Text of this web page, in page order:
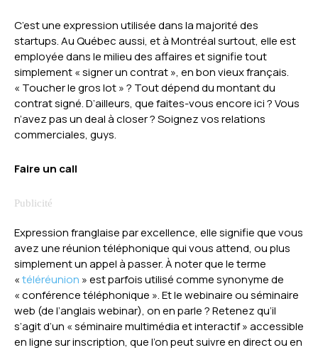
C’est une expression utilisée dans la majorité des
startups. Au Québec aussi, et à Montréal surtout, elle est
employée dans le milieu des affaires et signifie tout
simplement « signer un contrat », en bon vieux français.
« Toucher le gros lot » ? Tout dépend du montant du
contrat signé. D’ailleurs, que faites-vous encore ici ? Vous
n’avez pas un deal à closer ? Soignez vos relations
commerciales, guys.
Faire un call
Expression franglaise par excellence, elle signifie que vous
avez une réunion téléphonique qui vous attend, ou plus
simplement un appel à passer. À noter que le terme
«téléréunion » est parfois utilisé comme synonyme de
« conférence téléphonique ». Et le webinaire ou séminaire
web (de l’anglais webinar), on en parle ? Retenez qu’il
s’agit d’un « séminaire multimédia et interactif » accessible
en ligne sur inscription, que l’on peut suivre en direct ou en